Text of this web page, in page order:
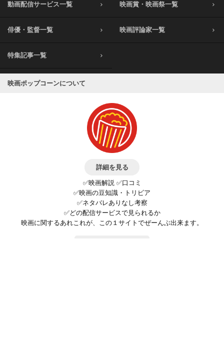
動画配信サービス一覧 映画賞・映画祭一覧
俳優・監督一覧 映画評論家一覧
特集記事一覧
映画ポップコーンについて
詳細を見る
✅映画解説 ✅口コミ
✅映画の豆知識・トリビア
✅ネタバレありなし考察
✅どの配信サービスで見られるか
映画に関するあれこれが、この１サイトでぜーんぶ出来ます。